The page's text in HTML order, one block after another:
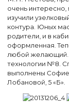
очень интересно,
изучили
контура. Юных
родители, и в
оформленная.
любой желающий.
технологии №8.
выполнены
Лобановой, 5 «Б».